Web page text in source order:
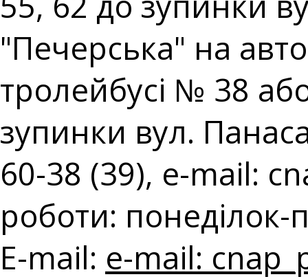
"Печерська" на
тролейбусі № 38
зупинки вул.
60-38 (39), e-mail:
роботи:
E-mail: e-mail: